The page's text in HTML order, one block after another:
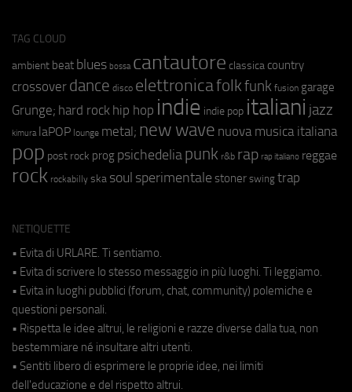
TAG CLOUD
ambient beat blues bossa cantautore classica country
crossover dance disco elettronicafolkfunk fusion garage
Grunge; hard rock hip hop indie indie pop italiani jazz
kimura laPOP lounge metal; new wave nuova musica italiana
pop post rock prog psichedeliapunk r&b rap rap italiano reggae
rock rockabilly ska soul sperimentale stoner swing trap
NETIQUETTE
• Evita di URLARE. Ti sentiamo.
• Evita di scrivere lo stesso messaggio in più luoghi. Ti leggiamo.
• Evita in luoghi pubblici (forum, chat, community) polemiche e
questioni personali.
• Rispetta le idee altrui, le religioni e razze diverse dalla tua, non
bestemmiare né insultare altri utenti.
• Sentiti libero di esprimere le proprie idee, nei limiti
dell'educazione e del rispetto altrui.